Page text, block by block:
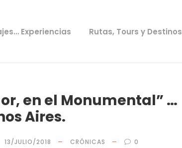
Experiencias Rutas, Tours y Destinos
en el Monumental” …
Aires.
13/JULIO/2018 CRÓNICAS 0